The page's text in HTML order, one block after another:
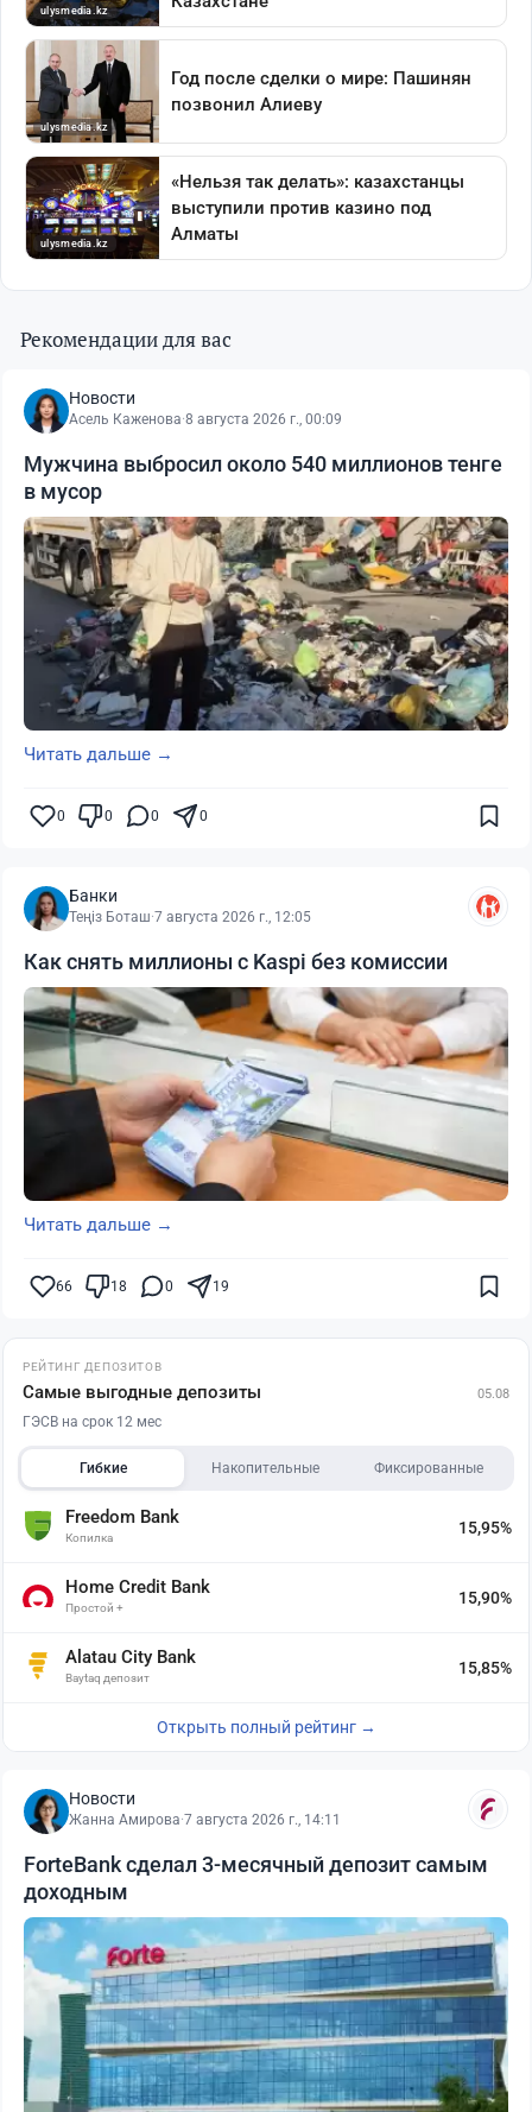
Рекомендации для вас
Новости
Асель Каженова·8 августа 2026 г., 00:09
Мужчина выбросил около 540 миллионов тенге
в мусор
Читать дальше →
0 0 0 0
Банки
Теңіз Боташ·7 августа 2026 г., 12:05
Как снять миллионы с Kaspi без комиссии
Читать дальше →
66 18 0 19
РЕЙТИНГ ДЕПОЗИТОВ
Самые выгодные депозиты 05.08
ГЭСВ на срок 12 мес
Гибкие Накопительные Фиксированные
Freedom Bank
Копилка
15,95%
Home Credit Bank
Простой +
15,90%
Alatau City Bank
Baytaq депозит
15,85%
Открыть полный рейтинг →
Новости
Жанна Амирова·7 августа 2026 г., 14:11
ForteBank сделал 3-месячный депозит самым
доходным